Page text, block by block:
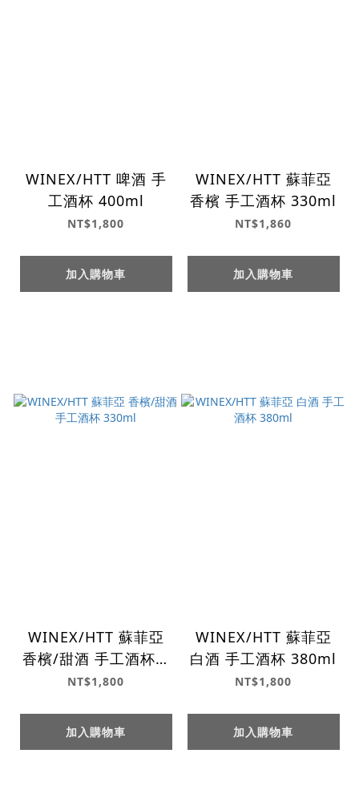
WINEX/HTT 啤酒 手
工酒杯 400ml
NT$1,800
加入購物車
WINEX/HTT 蘇菲亞
香檳 手工酒杯 330ml
NT$1,860
加入購物車
WINEX/HTT 蘇菲亞
香檳/甜酒 手工酒杯 3
30ml
NT$1,800
加入購物車
WINEX/HTT 蘇菲亞
白酒 手工酒杯 380ml
NT$1,800
加入購物車